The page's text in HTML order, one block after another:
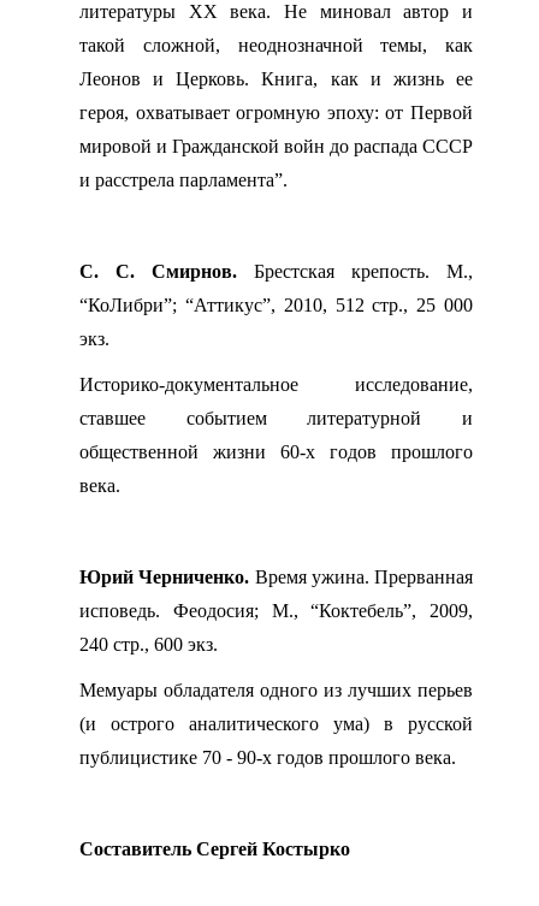
литературы XX века. Не миновал автор и
такой сложной, неоднозначной темы, как
Леонов и Церковь. Книга, как и жизнь ее
героя, охватывает огромную эпоху: от Первой
мировой и Гражданской войн до распада СССР
и расстрела парламента”.
С. С. Смирнов. Брестская крепость. М.,
“КоЛибри”; “Аттикус”, 2010, 512 стр., 25 000
экз.
Историко-документальное исследование,
ставшее событием литературной и
общественной жизни 60-х годов прошлого
века.
Юрий Черниченко. Время ужина. Прерванная
исповедь. Феодосия; М., “Коктебель”, 2009,
240 стр., 600 экз.
Мемуары обладателя одного из лучших перьев
(и острого аналитического ума) в русской
публицистике 70 - 90-х годов прошлого века.
Составитель Сергей Костырко